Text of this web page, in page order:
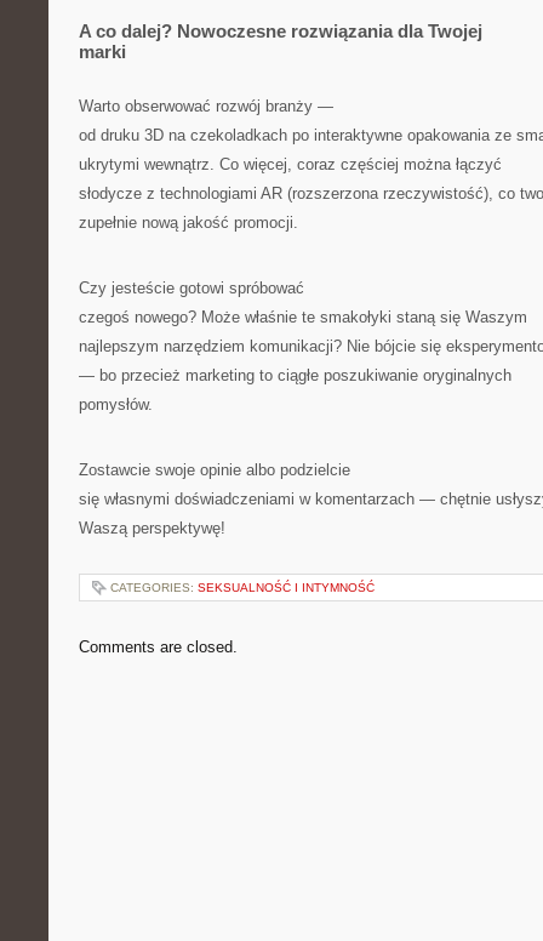
A co dalej? Nowoczesne rozwiązania dla Twojej
marki
Warto obserwować rozwój branży —
od druku 3D na czekoladkach po interaktywne opakowania ze
ukrytymi wewnątrz. Co więcej, coraz częściej można łączyć
słodycze z technologiami AR (rozszerzona rzeczywistość), co
zupełnie nową jakość promocji.
Czy jesteście gotowi spróbować
czegoś nowego? Może właśnie te smakołyki staną się Waszym
najlepszym narzędziem komunikacji? Nie bójcie się
— bo przecież marketing to ciągłe poszukiwanie oryginalnych
pomysłów.
Zostawcie swoje opinie albo podzielcie
się własnymi doświadczeniami w komentarzach — chętnie
Waszą perspektywę!
CATEGORIES: SEKSUALNOŚĆ I INTYMNOŚĆ
Comments are closed.